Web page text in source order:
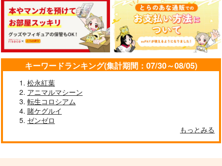
キーワードランキング(集計期間：07/30～08/05)
松永紅葉
アニマルマシーン
転生コロシアム
賭ケグルイ
ゼンゼロ
もっとみる